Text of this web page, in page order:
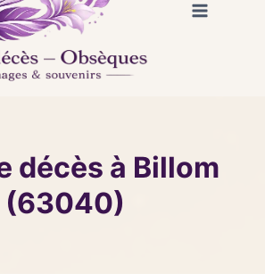
décès à Billom
(63040)